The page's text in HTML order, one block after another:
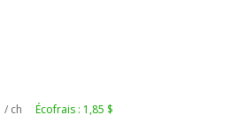
/ ch Écofrais : 1,85 $